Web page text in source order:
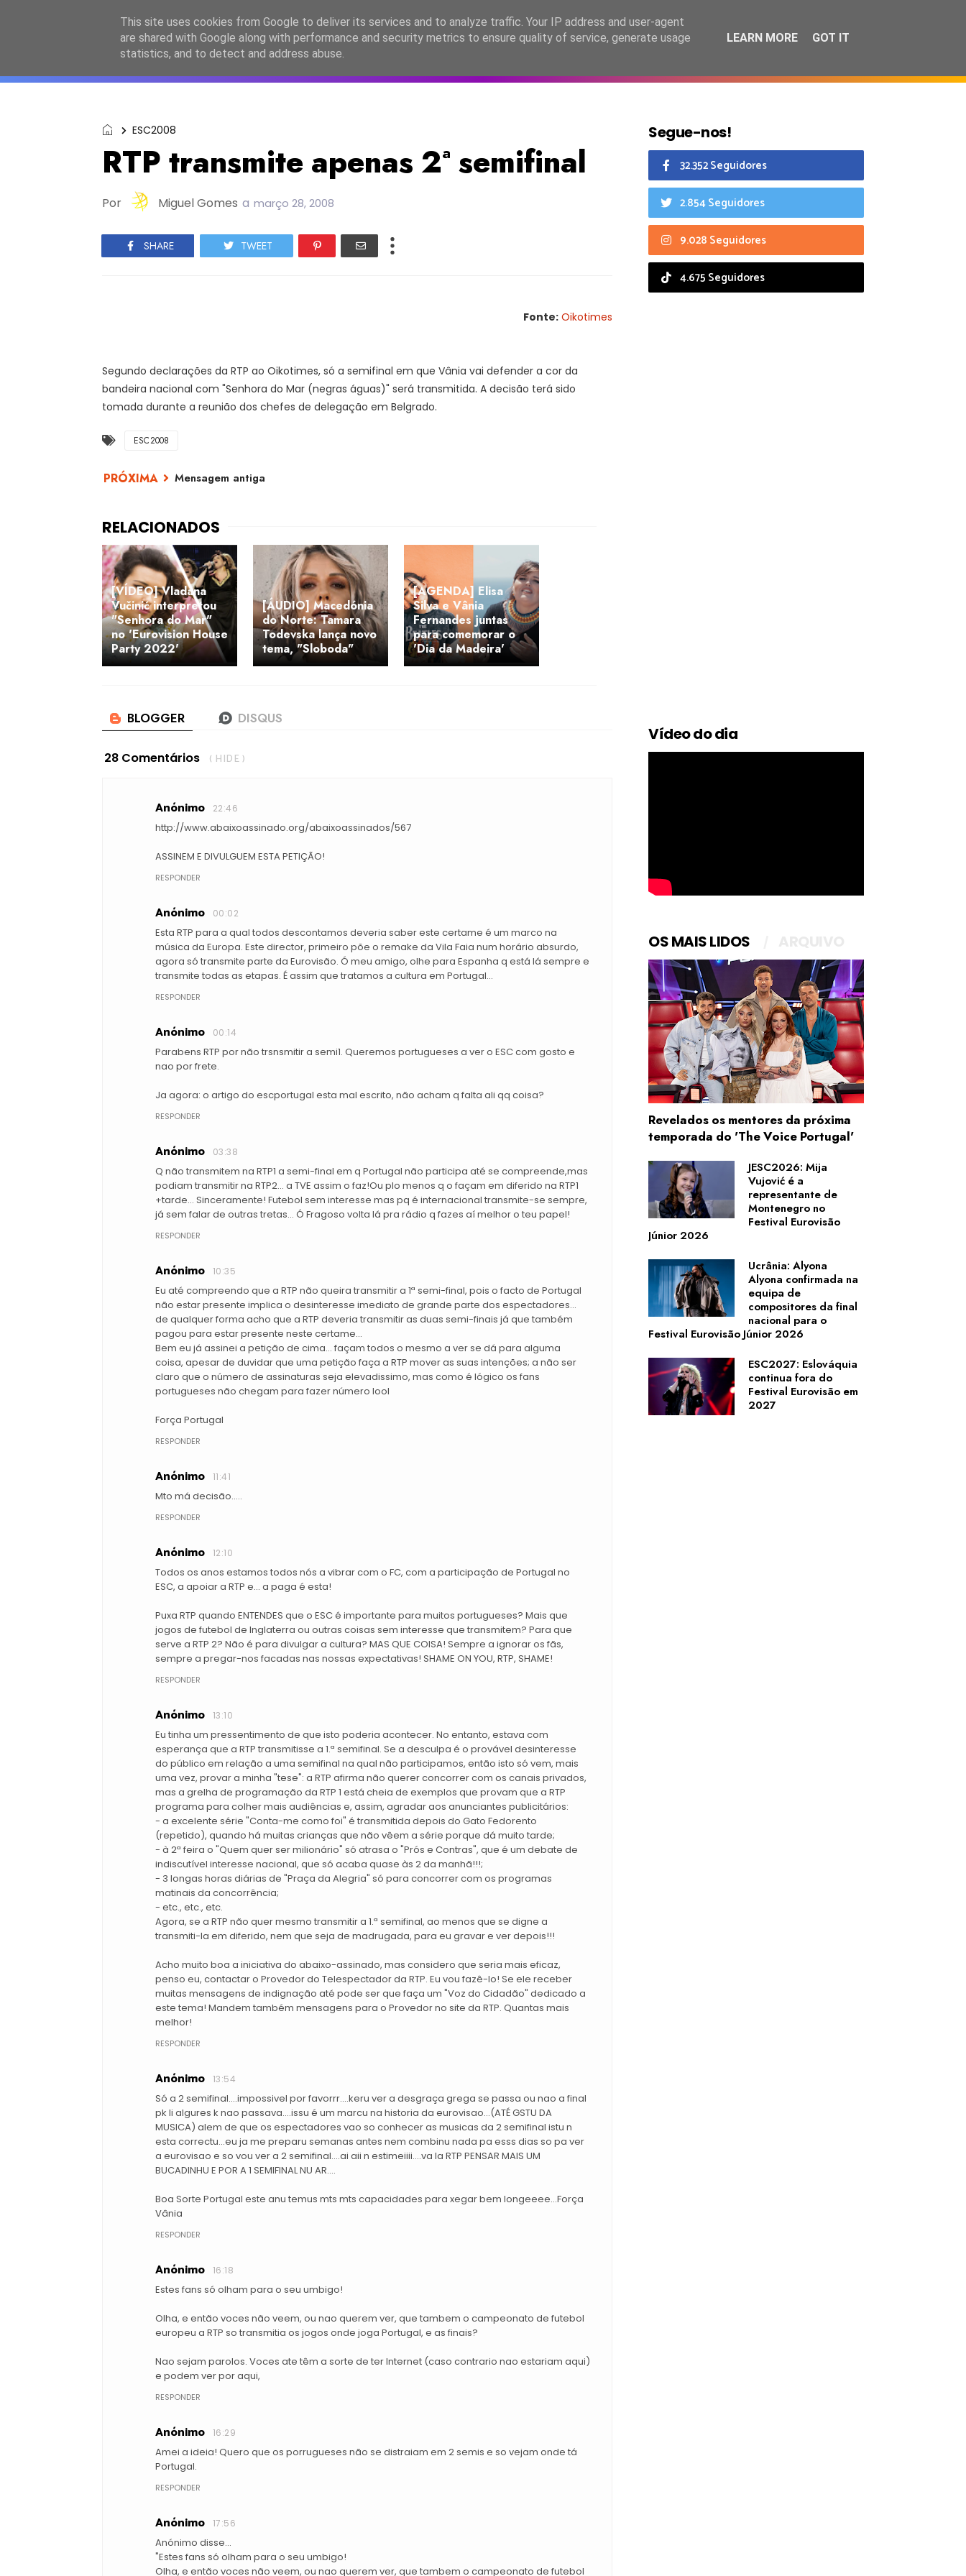
ESC2027 JESC2026 FC2026 EASC2026 PORTUGAL LANÇAMENTOS ESPECIAIS CALENDÁRIO
ESC2008
RTP transmite apenas 2ª semifinal
Por Miguel Gomes a março 28, 2008
SHARE TWEET
Fonte: Oikotimes
Segundo declarações da RTP ao Oikotimes, só a semifinal em que Vânia vai defender a cor da
bandeira nacional com "Senhora do Mar (negras águas)" será transmitida. A decisão terá sido
tomada durante a reunião dos chefes de delegação em Belgrado.
ESC2008
Mensagem antiga
[VÍDEO] Vladana
Vučinić interpretou
"Senhora do Mar"
no 'Eurovision House
Party 2022'
[ÁUDIO] Macedónia
do Norte: Tamara
Todevska lança novo
tema, "Sloboda"
[AGENDA] Elisa
Silva e Vânia
Fernandes juntas
para comemorar o
'Dia da Madeira'
28 Comentários ( HIDE )
Anónimo 22:46
http://www.abaixoassinado.org/abaixoassinados/567
ASSINEM E DIVULGUEM ESTA PETIÇÃO!
RESPONDER
Anónimo 00:02
Esta RTP para a qual todos descontamos deveria saber este certame é um marco na
música da Europa. Este director, primeiro põe o remake da Vila Faia num horário absurdo,
agora só transmite parte da Eurovisão. Ó meu amigo, olhe para Espanha q está lá sempre e
transmite todas as etapas. É assim que tratamos a cultura em Portugal...
RESPONDER
Anónimo 00:14
Parabens RTP por não trsnsmitir a semi1. Queremos portugueses a ver o ESC com gosto e
nao por frete.
Ja agora: o artigo do escportugal esta mal escrito, não acham q falta ali qq coisa?
RESPONDER
Anónimo 03:38
Q não transmitem na RTP1 a semi-final em q Portugal não participa até se compreende,mas
podiam transmitir na RTP2... a TVE assim o faz!Ou plo menos q o façam em diferido na RTP1
+tarde... Sinceramente! Futebol sem interesse mas pq é internacional transmite-se sempre,
já sem falar de outras tretas... Ó Fragoso volta lá pra rádio q fazes aí melhor o teu papel!
RESPONDER
Anónimo 10:35
Eu até compreendo que a RTP não queira transmitir a 1ª semi-final, pois o facto de Portugal
não estar presente implica o desinteresse imediato de grande parte dos espectadores...
de qualquer forma acho que a RTP deveria transmitir as duas semi-finais já que também
pagou para estar presente neste certame...
Bem eu já assinei a petição de cima... façam todos o mesmo a ver se dá para alguma
coisa, apesar de duvidar que uma petição faça a RTP mover as suas intenções; a não ser
claro que o número de assinaturas seja elevadissimo, mas como é lógico os fans
portugueses não chegam para fazer número lool
Força Portugal
RESPONDER
Anónimo 11:41
Mto má decisão.....
RESPONDER
Anónimo 12:10
Todos os anos estamos todos nós a vibrar com o FC, com a participação de Portugal no
ESC, a apoiar a RTP e... a paga é esta!
Puxa RTP quando ENTENDES que o ESC é importante para muitos portugueses? Mais que
jogos de futebol de Inglaterra ou outras coisas sem interesse que transmitem? Para que
serve a RTP 2? Não é para divulgar a cultura? MAS QUE COISA! Sempre a ignorar os fãs,
sempre a pregar-nos facadas nas nossas expectativas! SHAME ON YOU, RTP, SHAME!
RESPONDER
Anónimo 13:10
Eu tinha um pressentimento de que isto poderia acontecer. No entanto, estava com
esperança que a RTP transmitisse a 1.ª semifinal. Se a desculpa é o provável desinteresse
do público em relação a uma semifinal na qual não participamos, então isto só vem, mais
uma vez, provar a minha "tese": a RTP afirma não querer concorrer com os canais privados,
mas a grelha de programação da RTP 1 está cheia de exemplos que provam que a RTP
programa para colher mais audiências e, assim, agradar aos anunciantes publicitários:
- a excelente série "Conta-me como foi" é transmitida depois do Gato Fedorento
(repetido), quando há muitas crianças que não vêem a série porque dá muito tarde;
- à 2ª feira o "Quem quer ser milionário" só atrasa o "Prós e Contras", que é um debate de
indiscutível interesse nacional, que só acaba quase às 2 da manhã!!!;
- 3 longas horas diárias de "Praça da Alegria" só para concorrer com os programas
matinais da concorrência;
- etc., etc., etc.
Agora, se a RTP não quer mesmo transmitir a 1.ª semifinal, ao menos que se digne a
transmiti-la em diferido, nem que seja de madrugada, para eu gravar e ver depois!!!
Acho muito boa a iniciativa do abaixo-assinado, mas considero que seria mais eficaz,
penso eu, contactar o Provedor do Telespectador da RTP. Eu vou fazê-lo! Se ele receber
muitas mensagens de indignação até pode ser que faça um "Voz do Cidadão" dedicado a
este tema! Mandem também mensagens para o Provedor no site da RTP. Quantas mais
melhor!
RESPONDER
Anónimo 13:54
Só a 2 semifinal....impossivel por favorrr....keru ver a desgraça grega se passa ou nao a final
pk li algures k nao passava....issu é um marcu na historia da eurovisao...(ATÉ GSTU DA
MUSICA) alem de que os espectadores vao so conhecer as musicas da 2 semifinal istu n
esta correctu...eu ja me preparu semanas antes nem combinu nada pa esss dias so pa ver
a eurovisao e so vou ver a 2 semifinal....ai aii n estimeiiii....va la RTP PENSAR MAIS UM
BUCADINHU E POR A 1 SEMIFINAL NU AR....
Boa Sorte Portugal este anu temus mts mts capacidades para xegar bem longeeee...Força
Vânia
RESPONDER
Anónimo 16:18
Estes fans só olham para o seu umbigo!
Olha, e então voces não veem, ou nao querem ver, que tambem o campeonato de futebol
europeu a RTP so transmitia os jogos onde joga Portugal, e as finais?
Nao sejam parolos. Voces ate têm a sorte de ter Internet (caso contrario nao estariam aqui)
e podem ver por aqui,
RESPONDER
Anónimo 16:29
Amei a ideia! Quero que os porrugueses não se distraiam em 2 semis e so vejam onde tá
Portugal.
RESPONDER
Anónimo 17:56
Anónimo disse...
"Estes fans só olham para o seu umbigo!
Olha, e então voces não veem, ou nao querem ver, que tambem o campeonato de futebol
Segue-nos!
32.352 Seguidores
2.854 Seguidores
9.028 Seguidores
4.675 Seguidores
Vídeo do dia
OS MAIS LIDOS
Revelados os mentores da próxima
temporada do 'The Voice Portugal'
JESC2026: Mija
Vujović é a
representante de
Montenegro no
Festival Eurovisão
Júnior 2026
Ucrânia: Alyona
Alyona confirmada na
equipa de
compositores da final
nacional para o
Festival Eurovisão Júnior 2026
ESC2027: Eslováquia
continua fora do
Festival Eurovisão em
2027
This site uses cookies from Google to deliver its services and to analyze traffic. Your IP address and user-agent
are shared with Google along with performance and security metrics to ensure quality of service, generate usage
statistics, and to detect and address abuse.
LEARN MORE GOT IT